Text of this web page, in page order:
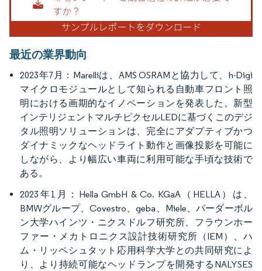
最近の業界動向
2023年7月：Marelliは、AMS OSRAMと協力して、h-Digi
マイクロモジュールとして知られる自動車フロント照
明における画期的なイノベーションを発表した。新型
インテリジェントマルチピクセルLEDに基づくこのデジ
タル照明ソリューションは、完全にアダプティブかつ
ダイナミックなヘッドライト動作と画像投影を可能に
しながら、より幅広い車両に利用可能な手頃な技術で
ある。
2023年1月：Hella GmbH & Co. KGaA（HELLA）は、
BMWグループ、Covestro、geba、Miele、パーダーボル
ン大学ハインツ・ニクスドルフ研究所、フラウンホー
ファー・メカトロニクス設計技術研究所（IEM）、ハ
ム・リッペシュタット応用科学大学との共同研究によ
り、より持続可能なヘッドランプを開発するNALYSES